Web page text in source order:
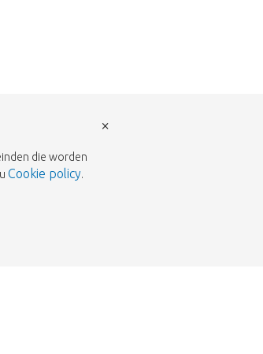
die worden
Cookie policy.
×